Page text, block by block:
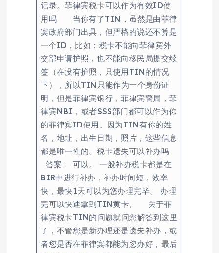
记录。菲律宾税卡可以作为有效ID使
用吗 当你有了TIN，虽然是由菲律
宾政府部门出具，但严格的说还不算是
一个ID，比如：税卡不能向菲律宾外
交部申请护照，也不能向移民局提交续
签（在没有护照，只使用TIN的情况
下），所以TIN只能作为一个身份证
明，但是菲律宾银行，菲律宾警局，菲
律宾NBI，或者SSS部门都可以作为你
的菲律宾ID使用。因为TIN有你的姓
名，地址，出生日期，照片，这些信息
都是唯一性的。税卡遗失可以补办吗
答案： 可以。 一般补办税卡都是在
BIR中进行补办，补办时间短，效率
快，最快1天可以为您办理完毕。 办理
完可以快速拿到TIN黄卡。 关于菲
律宾税卡TIN的问题就问您解答到这里
了，不管您是新办理还是遗失补办，或
者您是否在菲律宾都能为您办好，最后